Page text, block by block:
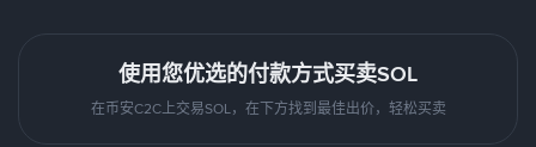
使用您优选的付款方式买卖SOL
在币安C2C上交易SOL，在下方找到最佳出价，轻松买卖